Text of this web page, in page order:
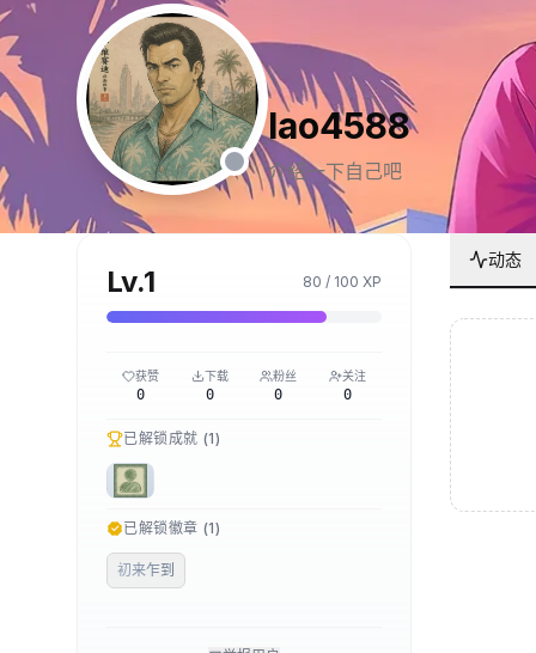
lao4588
介绍一下自己吧
Lv.1 80 / 100 XP
获赞
0
下载
0
粉丝
0
关注
0
已解锁成就 (1)
已解锁徽章 (1)
初来乍到
动态